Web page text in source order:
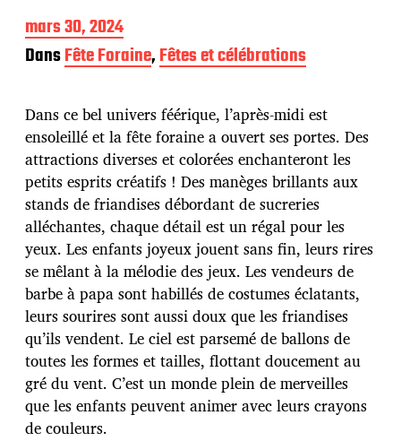
D
a
t
e
p
u
b
l
i
c
a
t
i
o
n
mars 30, 2024
DansFête Foraine,Fêtes et célébrations
Dans ce bel univers féérique, l’après-midi est
ensoleillé et la fête foraine a ouvert ses portes. Des
attractions diverses et colorées enchanteront les
petits esprits créatifs ! Des manèges brillants aux
stands de friandises débordant de sucreries
alléchantes, chaque détail est un régal pour les
yeux. Les enfants joyeux jouent sans fin, leurs rires
se mêlant à la mélodie des jeux. Les vendeurs de
barbe à papa sont habillés de costumes éclatants,
leurs sourires sont aussi doux que les friandises
qu’ils vendent. Le ciel est parsemé de ballons de
toutes les formes et tailles, flottant doucement au
gré du vent. C’est un monde plein de merveilles
que les enfants peuvent animer avec leurs crayons
de couleurs.